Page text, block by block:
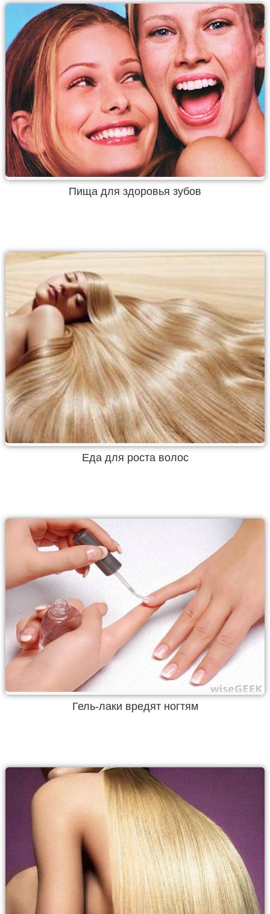
Пища для здоровья зубов
Еда для роста волос
Гель-лаки вредят ногтям